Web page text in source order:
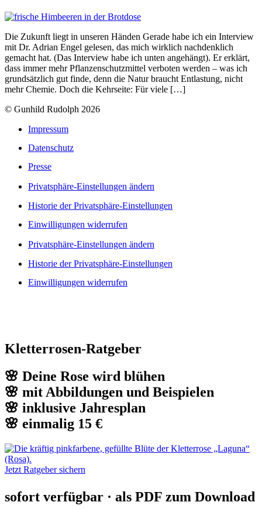
Die Zukunft liegt in unseren Händen Gerade habe ich ein Interview
mit Dr. Adrian Engel gelesen, das mich wirklich nachdenklich
gemacht hat. (Das Interview habe ich unten angehängt). Er erklärt,
dass immer mehr Pflanzenschutzmittel verboten werden – was ich
grundsätzlich gut finde, denn die Natur braucht Entlastung, nicht
mehr Chemie. Doch die Kehrseite: Für viele […]
© Gunhild Rudolph 2026
Impressum
Datenschutz
Presse
Privatsphäre-Einstellungen ändern
Historie der Privatsphäre-Einstellungen
Einwilligungen widerrufen
Privatsphäre-Einstellungen ändern
Historie der Privatsphäre-Einstellungen
Einwilligungen widerrufen
Kletterrosen-Ratgeber
🌸 Deine Rose wird blühen
🌸 mit Abbildungen und Beispielen
🌸 inklusive Jahresplan
🌸 einmalig 15 €
Jetzt Ratgeber sichern
sofort verfügbar · als PDF zum Download